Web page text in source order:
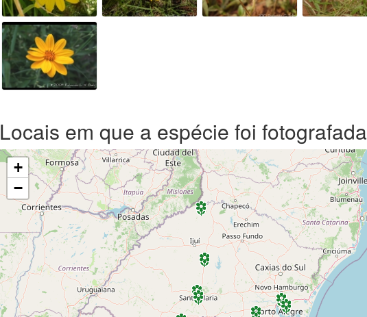
Locais em que a espécie foi fotografada
+
−